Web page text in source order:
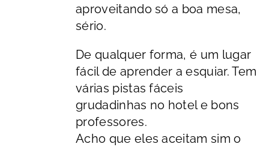
aproveitando só a boa mesa,
sério.
De qualquer forma, é um lugar
fácil de aprender a esquiar. Tem
várias pistas fáceis
grudadinhas no hotel e bons
professores.
Acho que eles aceitam sim o